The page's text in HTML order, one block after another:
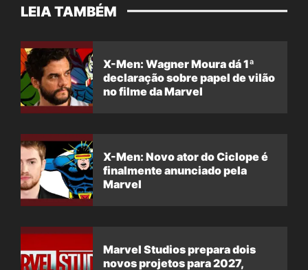
LEIA TAMBÉM
X-Men: Wagner Moura dá 1ª
declaração sobre papel de vilão
no filme da Marvel
X-Men: Novo ator do Ciclope é
finalmente anunciado pela
Marvel
Marvel Studios prepara dois
novos projetos para 2027,